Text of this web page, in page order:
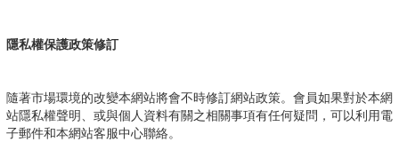
隱私權保護政策修訂
隨著市場環境的改變本網站將會不時修訂網站政策。會員如果對於本網
站隱私權聲明、或與個人資料有關之相關事項有任何疑問，可以利用電
子郵件和本網站客服中心聯絡。